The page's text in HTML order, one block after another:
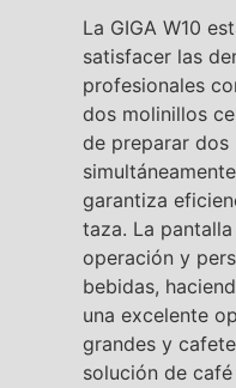
La GIGA W10
satisfacer las
profesionales
dos molinillos
de preparar dos
garantiza
taza. La
operación y
bebidas,
una excelente
grandes y
solución de